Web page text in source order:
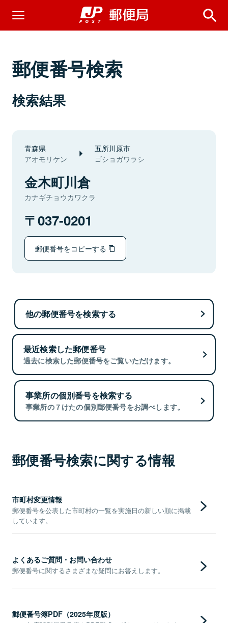
郵便番号検索
検索結果
青森県
アオモリケン
五所川原市
ゴショガワラシ
金木町川倉
カナギチョウカワクラ
037-0201
郵便番号をコピーする
他の郵便番号を検索する
最近検索した郵便番号
過去に検索した郵便番号をご覧いただけます。
事業所の個別番号を検索する
事業所の７けたの個別郵便番号をお調べします。
郵便番号検索に関する情報
市町村変更情報
郵便番号を公表した市町村の一覧を実施日の新しい順に掲載
しています。
よくあるご質問・お問い合わせ
郵便番号に関するさまざまな疑問にお答えします。
郵便番号簿PDF（2025年度版）